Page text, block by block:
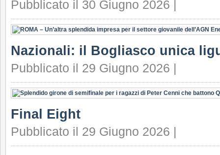
Pubblicato il 30 Giugno 2026 |
Nazionali: il Bogliasco unica
Pubblicato il 29 Giugno 2026 |
Final Eight
Pubblicato il 29 Giugno 2026 |